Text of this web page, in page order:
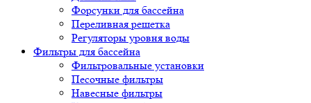
Форсунки для бассейна
Переливная решетка
Регуляторы уровня воды
Фильтры для бассейна
Фильтровальные установки
Песочные фильтры
Навесные фильтры